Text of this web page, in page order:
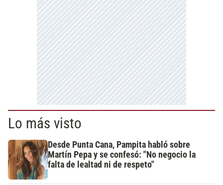
Lo más visto
Desde Punta Cana, Pampita habló sobre
Martín Pepa y se confesó: "No negocio la
falta de lealtad ni de respeto"